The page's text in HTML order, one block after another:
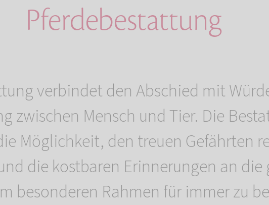
Pferdebestattung
verbindet den Abschied mit
zwischen Mensch und Tier. Die
Möglichkeit, den treuen Gefährten
die kostbaren Erinnerungen an die
besonderen Rahmen für immer zu